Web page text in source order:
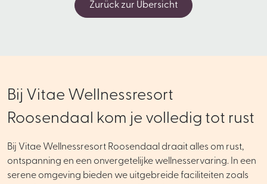
Zurück zur Übersicht
Bij Vitae Wellnessresort
Roosendaal kom je volledig tot rust
Bij Vitae Wellnessresort Roosendaal draait alles om rust,
ontspanning en een onvergetelijke wellnesservaring. In een
serene omgeving bieden we uitgebreide faciliteiten zoals